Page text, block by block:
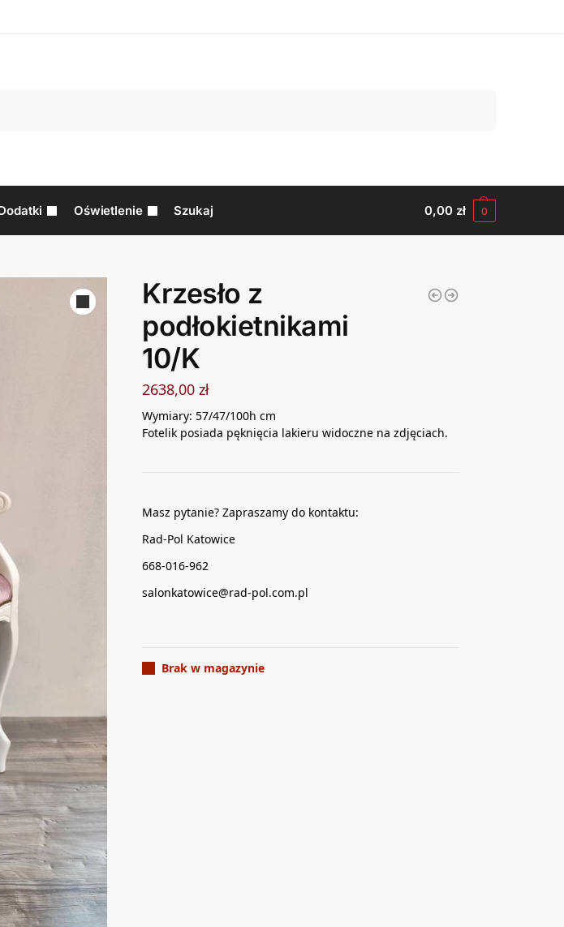
Oświetlenie Szukaj 0,00 zł 0
Krzesło z
podłokietnikami
10/K
2638,00zł
Wymiary: 57/47/100h cm
Fotelik posiada pęknięcia lakieru widoczne na zdjęciach.
Masz pytanie? Zapraszamy do kontaktu:
Rad-Pol Katowice
668-016-962
salonkatowice@rad-pol.com.pl
Brak w magazynie